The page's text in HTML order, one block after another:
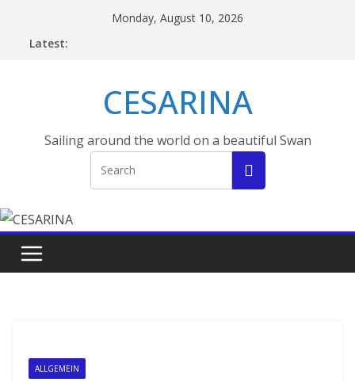
Monday, August 10, 2026
Latest:
CESARINA
Sailing around the world on a beautiful Swan
ALLGEMEIN